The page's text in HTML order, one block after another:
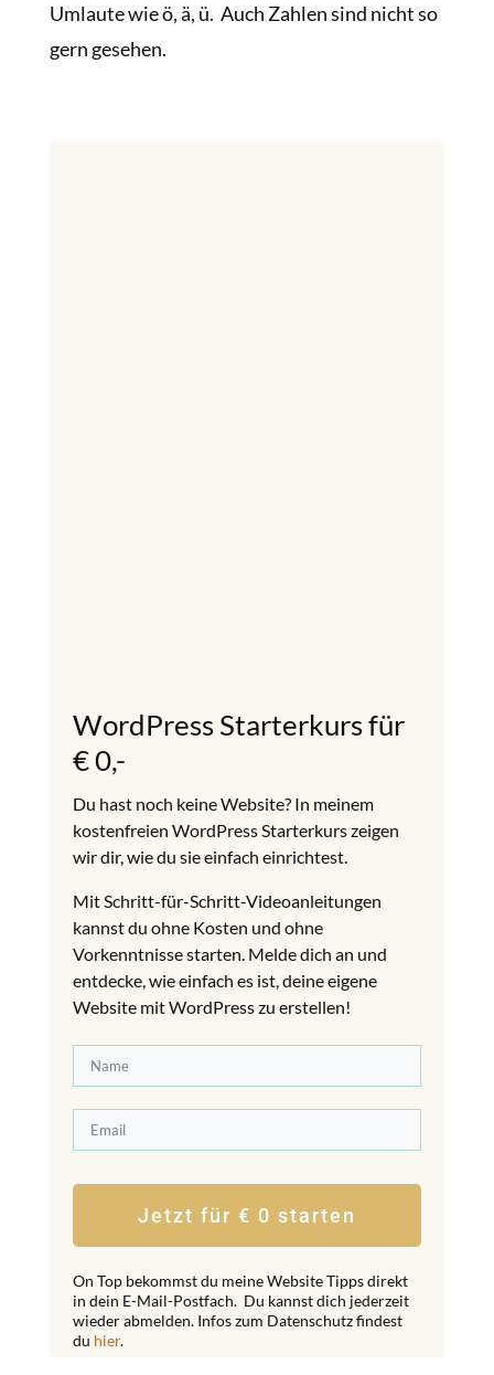
Umlaute wie ö, ä, ü. Auch Zahlen sind nicht so
gern gesehen.
WordPress Starterkurs für
€ 0,-
Du hast noch keine Website? In meinem
kostenfreien WordPress Starterkurs zeigen
wir dir, wie du sie einfach einrichtest.
Mit Schritt-für-Schritt-Videoanleitungen
kannst du ohne Kosten und ohne
Vorkenntnisse starten. Melde dich an und
entdecke, wie einfach es ist, deine eigene
Website mit WordPress zu erstellen!
Jetzt für € 0 starten
On Top bekommst du meine Website Tipps direkt
in dein E-Mail-Postfach. Du kannst dich jederzeit
wieder abmelden. Infos zum Datenschutz findest
du hier.